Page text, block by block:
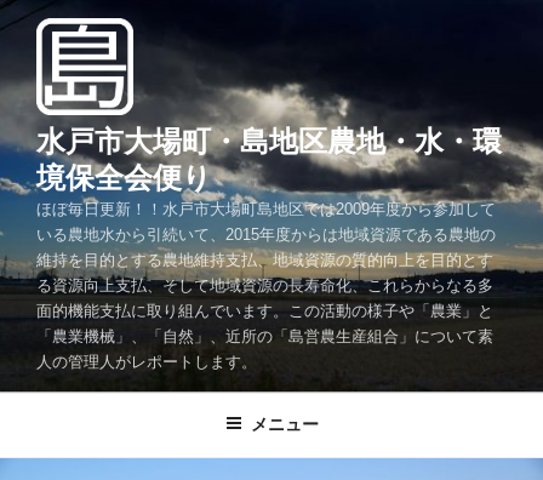
コ
へ
ス
プ
水戸市大場町・島地区農地・水・環
境保全会便り
ほぼ毎日更新！！水戸市大場町島地区では2009年度から参加して
いる農地水から引続いて、2015年度からは地域資源である農地の
維持を目的とする農地維持支払、地域資源の質的向上を目的とす
る資源向上支払、そして地域資源の長寿命化、これらからなる多
面的機能支払に取り組んでいます。この活動の様子や「農業」と
「農業機械」、「自然」、近所の「島営農生産組合」について素
人の管理人がレポートします。
メニュー